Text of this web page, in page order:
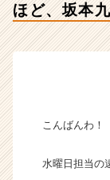
ほど、坂本九
こんばんわ！
水曜日担当の